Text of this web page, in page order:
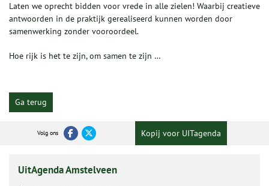
Laten we oprecht bidden voor vrede in alle zielen! Waarbij creatieve
antwoorden in de praktijk gerealiseerd kunnen worden door
samenwerking zonder vooroordeel.
Hoe rijk is het te zijn, om samen te zijn …
Ga terug
Volg ons Kopij voor UITagenda
UitAgenda Amstelveen